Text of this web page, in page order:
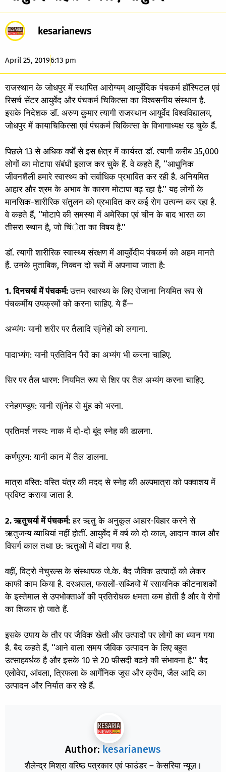
kesarianews
April 25, 20196:13 pm
राजस्थान के जोधपुर में स्थापित आरोग्यम् आयुर्वेदिक पंचकर्म हॉस्पिटल एवं
रिसर्च सेंटर आयुर्वेद और पंचकर्म चिकित्सा का विश्वसनीय संस्थान है.
इसके निदेशक डॉ. अरुण कुमार त्यागी राजस्थान आयुर्वेद विश्वविद्यालय,
जोधपुर में कायाचिकित्सा एवं पंचकर्म चिकित्सा के विभागाध्यक्ष रह चुके हैं.
पिछले 13 से अधिक वर्षों से इस क्षेत्र में कार्यरत डॉ. त्यागी करीब 35,000
लोगों का मोटापा संबंधी इलाज कर चुके हैं. वे कहते हैं, ‘‘आधुनिक
जीवनशैली हमारे स्वास्थ्य को सर्वाधिक प्रभावित कर रही है. अनियमित
आहार और श्रम के अभाव के कारण मोटापा बढ़ रहा है.’’ यह लोगों के
मानसिक-शारीरिक संतुलन को प्रभावित कर कई रोग उत्पन्न कर रहा है.
वे कहते हैं, ‘‘मोटापे की समस्या में अमेरिका एवं चीन के बाद भारत का
तीसरा स्थान है, जो चिंेता का विषय है.’’
डॉ. त्यागी शारीरिक स्वास्थ्य संरक्षण में आयुर्वेदीय पंचकर्म को अहम मानते
हैं. उनके मुताबिक, निक्वन दो रूपों में अपनाया जाता है:
1. दिनचर्या में पंचकर्म:उत्तम स्वास्थ्य के लिए रोजाना नियमित रूप से
पंचकर्मीय उपक्रमों को करना चाहिए. ये हैं—
अभ्यंगः यानी शरीर पर तैलादि स्ïनेहों को लगाना.
पादाभ्यंग: यानी प्रतिदिन पैरों का अभ्यंग भी करना चाहिए.
सिर पर तैल धारण: नियमित रूप से शिर पर तैल अभ्यंग करना चाहिए.
स्नेहगण्डूष: यानी स्ïनेह से मुंह को भरना.
प्रतिमर्श नस्य: नाक में दो-दो बूंद स्नेह की डालना.
कर्णपूरण: यानी कान में तैल डालना.
मात्रा वस्ति: वस्ति यंत्र की मदद से स्नेह की अल्पमात्रा को पक्वाशय में
प्रविष्ट कराया जाता है.
2. ऋतुचर्या में पंचकर्म:हर ऋतु के अनुकूल आहार-विहार करने से
ऋतुजन्य व्याधियां नहीं होतीं. आयुर्वेद में वर्ष को दो काल, आदान काल और
विसर्ग काल तथा छ: ऋतुओं में बांटा गया है.
वहीं, विट्रो नेचुरल्स के संस्थापक जे.के. बैद जैविक उत्पादों को लेकर
काफी काम किया है. दरअसल, फसलों-सब्जियों में रसायनिक कीटनाशकों
के इस्तेमाल से उपभोक्ताओं की प्रतिरोधक क्षमता कम होती है और वे रोगों
का शिकार हो जाते हैं.
इसके उपाय के तौर पर जैविक खेती और उत्पादों पर लोगों का ध्यान गया
है. बैद कहते हैं, ‘‘आने वाला समय जैविक उत्पादन के लिए बहुत
उत्साहवर्धक है और इसके 10 से 20 फीसदी बढऩे की संभावना है.’’ बैद
एलोवेरा, आंवला, त्रिफला के आर्गेनिक जूस और क्रीम, जैल आदि का
उत्पादन और निर्यात कर रहे हैं.
Author: kesarianews
शैलेन्द्र मिश्रा वरिष्ठ पत्रकार एवं फाउंडर – केसरिया न्यूज़।